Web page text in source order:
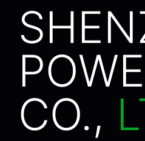
CO.,